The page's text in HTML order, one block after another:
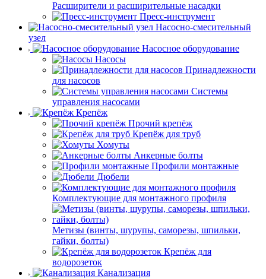
Расширители и расширительные насадки
Пресс-инструмент
Насосно-смесительный
узел
Насосное оборудование
Насосы
Принадлежности
для насосов
Системы
управления насосами
Крепёж
Прочий крепёж
Крепёж для труб
Хомуты
Анкерные болты
Профили монтажные
Дюбели
Комплектующие для монтажного профиля
Метизы (винты, шурупы, саморезы, шпильки,
гайки, болты)
Крепёж для
водорозеток
Канализация